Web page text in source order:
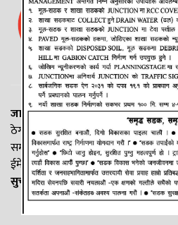
जानकी न्यूज नेटवर्क
ठेगाना: लक्ष्मीनियाँ -७, मधेश प्रदेश
सम्पर्क नं. : +977-9844100829
ईमेल:Madheshtopnews@gmail.com
सुचना विभाग दर्ता नं. २५४०/२०७७/७८